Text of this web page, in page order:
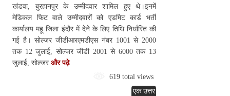
खंडवा, बुरहानपुर के उम्मीदवार शामिल हुए थे।इनमें
मेडिकल फिट वाले उम्मीदवारों को एडमिट कार्ड भर्ती
कार्यालय महू जिला इंदौर में देने के लिए तिथि निर्धारित की
गई है। सोल्जर जीडीआरएमडीएस नंबर 1001 से 2000
तक 12 जुलाई, सोल्जर जीडी 2001 से 6000 तक 13
जुलाई, सोल्जर और पढ़े
619 total views
एक उत्तर